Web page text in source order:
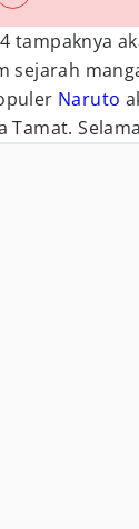
tampaknya
sejarah
Naruto